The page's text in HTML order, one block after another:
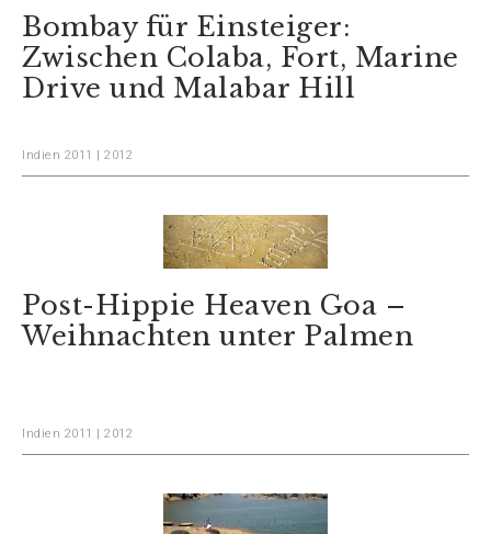
Bombay für Einsteiger:
Zwischen Colaba, Fort, Marine
Drive und Malabar Hill
Indien 2011 | 2012
Post-Hippie Heaven Goa –
Weihnachten unter Palmen
Indien 2011 | 2012